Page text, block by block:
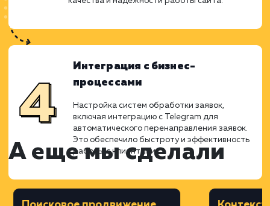
корпоративный стиль компании. Внимание
уделялось не только внешнему виду, но и
функциональности, чтобы дизайн
способствовал легкости навигации и